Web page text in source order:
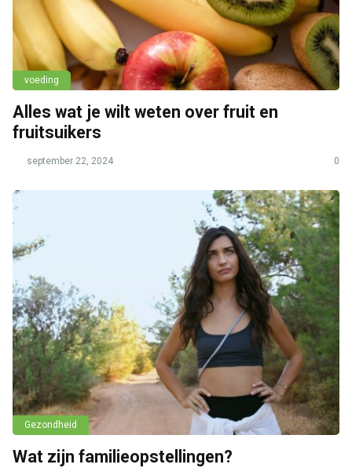
voeding
Alles wat je wilt weten over fruit en
fruitsuikers
september 22, 2024 0
Gezondheid
Wat zijn familieopstellingen?